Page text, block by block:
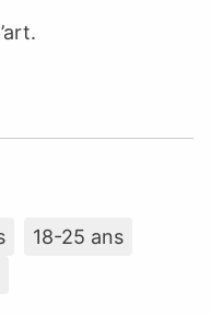
18-25 ans